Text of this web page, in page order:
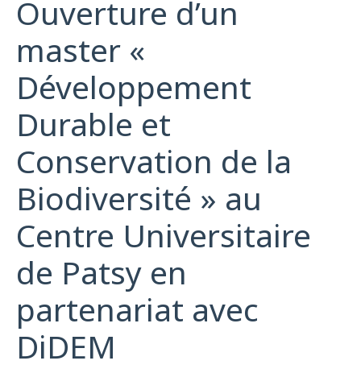
Ouverture d’un
master «
Développement
Durable et
Conservation de la
Biodiversité » au
Centre Universitaire
de Patsy en
partenariat avec
DiDEM